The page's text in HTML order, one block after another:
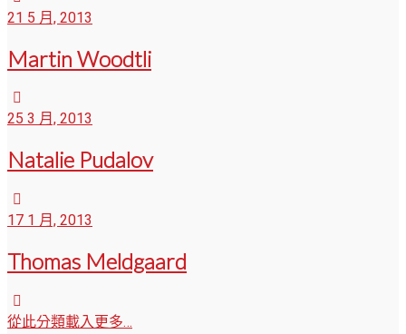
21 5 月, 2013
Martin Woodtli
25 3 月, 2013
Natalie Pudalov
17 1 月, 2013
Thomas Meldgaard
從此分類載入更多…